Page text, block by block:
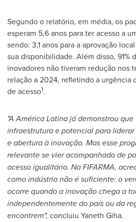
Segundo o relatório, em média, os
esperam 5,6 anos para ter acesso a
sendo: 3,1 anos para a aprovação
sua disponibilidade. Além disso, 91%
inovadores não tiveram redução nos
relação a 2024, refletindo a urgência
de acesso1.
"A América Latina já demonstrou
infraestrutura e potencial para
e abertura à inovação. Mas esse
relevante se vier acompanhado de
acesso igualitário. Na FIFARMA,
como indústria não é suficiente: o
ocorre quando a inovação chega a
independentemente do país ou da
encontrem", concluiu Yaneth Giha.